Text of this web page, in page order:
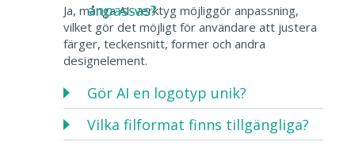
anpassas?
Ja, många AI-verktyg möjliggör anpassning,
vilket gör det möjligt för användare att justera
färger, teckensnitt, former och andra
designelement.
Gör AI en logotyp unik?
Vilka filformat finns tillgängliga?